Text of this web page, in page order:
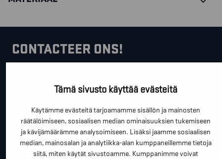
Tämä sivusto käyttää evästeitä
Käytämme evästeitä tarjoamamme sisällön ja mainosten
räätälöimiseen, sosiaalisen median ominaisuuksien tukemiseen
ja kävijämäärämme analysoimiseen. Lisäksi jaamme sosiaalisen
median, mainosalan ja analytiikka-alan kumppaneillemme tietoja
siitä, miten käytät sivustoamme. Kumppanimme voivat
CONTACTEER ONS!
vragen, een afspraak te maken of gewoon om even
" geeft vereiste velden aan
VOOR- EN ACHTERNAAM *